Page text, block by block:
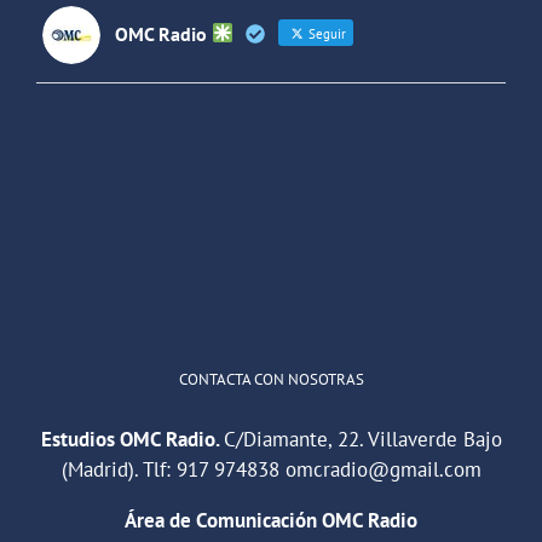
OMC Radio Seguir
CONTACTA CON NOSOTRAS
Estudios OMC Radio.C/Diamante, 22. Villaverde Bajo
(Madrid). Tlf: 917 974838 omcradio@gmail.com
Área de Comunicación OMC Radio